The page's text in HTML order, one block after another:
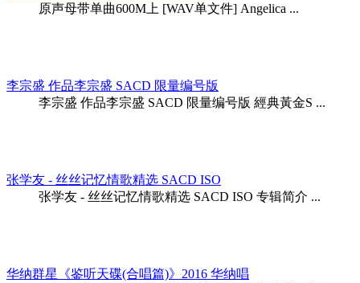
原声母带单曲600M上 [WAV单文件] Angelica ...
李宗盛 作品李宗盛 SACD 限量编号版
李宗盛 作品李宗盛 SACD 限量编号版 經典黃金S ...
张学友 - 丝丝记忆情歌精选 SACD ISO
张学友 - 丝丝记忆情歌精选 SACD ISO 专辑简介 ...
华纳群星《鉴听天碟(合唱篇)》2016 华纳唱